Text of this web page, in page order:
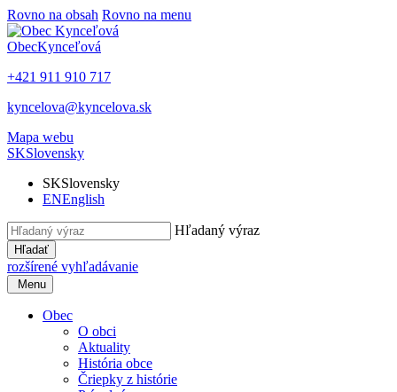
Rovno na obsah Rovno na menu
ObecKynceľová
+421 911 910 717
kyncelova@kyncelova.sk
Mapa webu
SKSlovensky
SKSlovensky
ENEnglish
Hľadaný výraz
Hľadať
rozšírené vyhľadávanie
Menu
Obec
O obci
Aktuality
História obce
Čriepky z histórie